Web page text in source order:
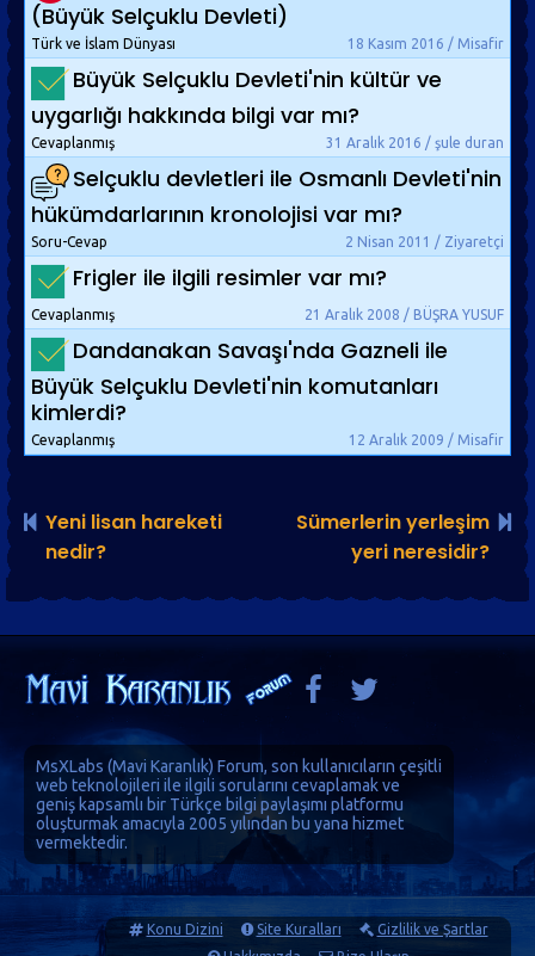
(Büyük Selçuklu Devleti)
18 Kasım 2016 / Misafir
Türk ve İslam Dünyası
Büyük Selçuklu Devleti'nin kültür ve
uygarlığı hakkında bilgi var mı?
31 Aralık 2016 / şule duran
Cevaplanmış
Selçuklu devletleri ile Osmanlı Devleti'nin
hükümdarlarının kronolojisi var mı?
2 Nisan 2011 / Ziyaretçi
Soru-Cevap
Frigler ile ilgili resimler var mı?
21 Aralık 2008 / BÜŞRA YUSUF
Cevaplanmış
Dandanakan Savaşı'nda Gazneli ile
Büyük Selçuklu Devleti'nin komutanları
kimlerdi?
12 Aralık 2009 / Misafir
Cevaplanmış
Yeni lisan hareketi
nedir?
Sümerlerin yerleşim
yeri neresidir?
MsXLabs (Mavi Karanlık) Forum, son kullanıcıların çeşitli
web teknolojileri ile ilgili sorularını cevaplamak ve
geniş kapsamlı bir Türkçe bilgi paylaşımı platformu
oluşturmak amacıyla 2005 yılından bu yana hizmet
vermektedir.
Konu Dizini Site Kuralları
Gizlilik ve Şartlar